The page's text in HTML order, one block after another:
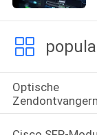
ONS
Optische